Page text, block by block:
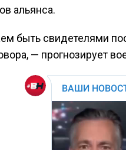
альянса.
быть свидетелями
— прогнозирует